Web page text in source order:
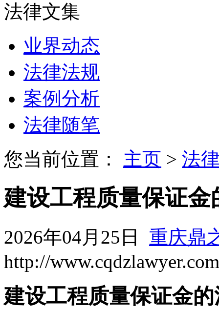
法律文集
业界动态
法律法规
案例分析
法律随笔
您当前位置： 主页 > 法
建设工程质量保证
2026年04月25日 重庆鼎
http://www.cqdzlawyer.com
建设工程质量保证金